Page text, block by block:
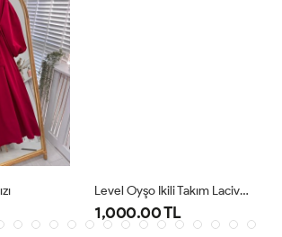
Level Oyşo Ikili Takım Lacivert
1,000.00 TL